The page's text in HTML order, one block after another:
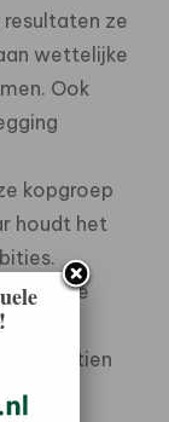
ze
wettelijke
Ook
kopgroep
houdt het
concrete
– veertien